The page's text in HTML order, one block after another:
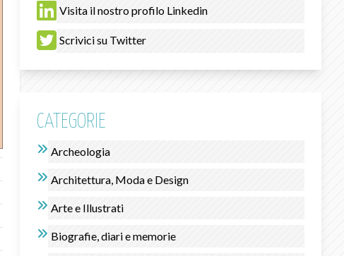
Visita il nostro profilo Linkedin
Scrivici su Twitter
CATEGORIE
Archeologia
Architettura, Moda e Design
Arte e Illustrati
Biografie, diari e memorie